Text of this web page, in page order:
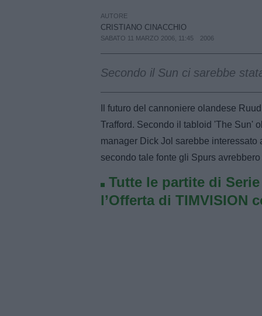
AUTORE
CRISTIANO CINACCHIO
SABATO 11 MARZO 2006, 11:45 2006
Secondo il Sun ci sarebbe
Il futuro del cannoniere olandese
Trafford. Secondo il tabloid 'The Sun'
manager Dick Jol sarebbe
secondo tale fonte gli Spurs
Tutte le partite di
l’Offerta di TIMVISION